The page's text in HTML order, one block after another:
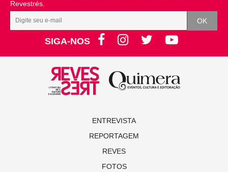
Revestrés.
SIGA-NOS
ENTREVISTA
REPORTAGEM
REVES
FOTOS